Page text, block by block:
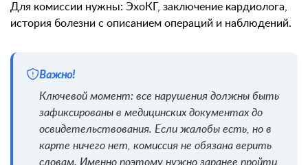
Для комиссии нужны: ЭхоКГ, заключение кардиолога,
история болезни с описанием операций и наблюдений.
Важно!
Ключевой момент: все нарушения должны быть
зафиксированы в медицинских документах до
освидетельствования. Если жалобы есть, но в
карте ничего нет, комиссия не обязана верить
словам. Именно поэтому нужно заранее пройти